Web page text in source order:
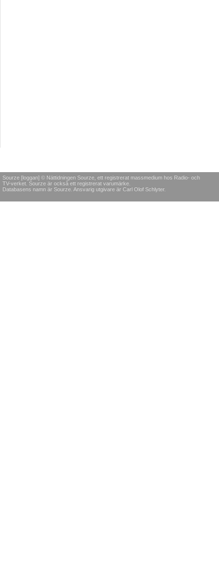
Sourze [loggan] © Nättidningen Sourze, ett registrerat massmedium hos Radio- och
TV-verket. Sourze är också ett registrerat varumärke.
Databasens namn är Sourze. Ansvarig utgivare är Carl Olof Schlyter.